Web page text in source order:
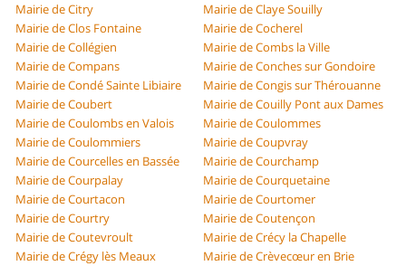
Mairie de Citry
Mairie de Claye Souilly
Mairie de Clos Fontaine
Mairie de Cocherel
Mairie de Collégien
Mairie de Combs la Ville
Mairie de Compans
Mairie de Conches sur Gondoire
Mairie de Condé Sainte Libiaire
Mairie de Congis sur Thérouanne
Mairie de Coubert
Mairie de Couilly Pont aux Dames
Mairie de Coulombs en Valois
Mairie de Coulommes
Mairie de Coulommiers
Mairie de Coupvray
Mairie de Courcelles en Bassée
Mairie de Courchamp
Mairie de Courpalay
Mairie de Courquetaine
Mairie de Courtacon
Mairie de Courtomer
Mairie de Courtry
Mairie de Coutençon
Mairie de Coutevroult
Mairie de Crécy la Chapelle
Mairie de Crégy lès Meaux
Mairie de Crèvecœur en Brie